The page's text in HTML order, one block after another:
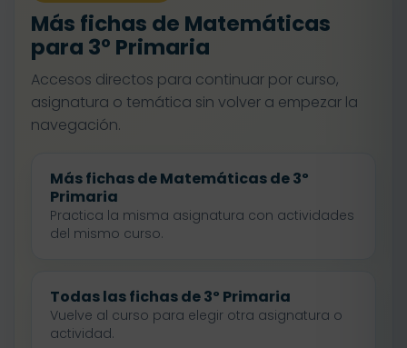
Más fichas de Matemáticas
para 3º Primaria
Accesos directos para continuar por curso,
asignatura o temática sin volver a empezar la
navegación.
Más fichas de Matemáticas de 3º
Primaria
Practica la misma asignatura con actividades
del mismo curso.
Todas las fichas de 3º Primaria
Vuelve al curso para elegir otra asignatura o
actividad.